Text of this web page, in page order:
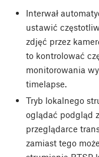
Interwał
ustawić
zdjęć przez
to kontrolować
monitorowania
timelapse.
Tryb lokalnego
oglądać podgląd
przeglądarce
zamiast tego